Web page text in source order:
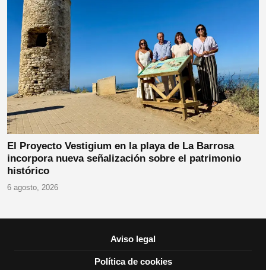
El Proyecto Vestigium en la playa de La Barrosa
incorpora nueva señalización sobre el patrimonio
histórico
6 agosto, 2026
Aviso legal
Política de cookies